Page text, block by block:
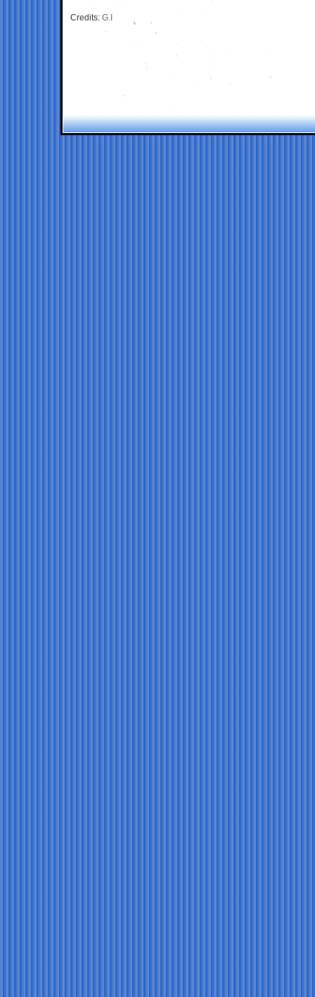
Credits: G.I